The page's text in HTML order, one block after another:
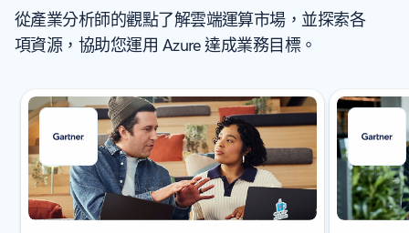
從產業分析師的觀點了解雲端運算市場，並探索各
項資源，協助您運用 Azure 達成業務目標。
顯示 1 張投影片 (共 5 張)